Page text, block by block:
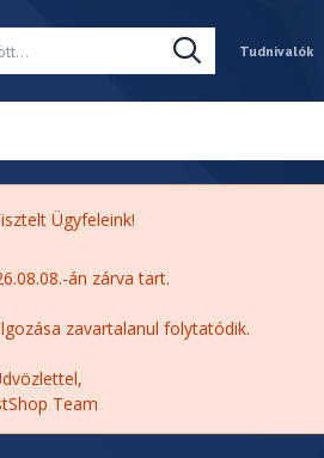
Tudnivalók
Ügyfeleink!
án zárva tart.
zavartalanul folytatódik.
Team